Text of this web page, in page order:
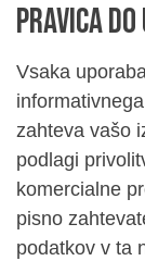
Pravica
Vsaka
zahteva vašo
podlagi
komercialne
pisno
podatkov v ta